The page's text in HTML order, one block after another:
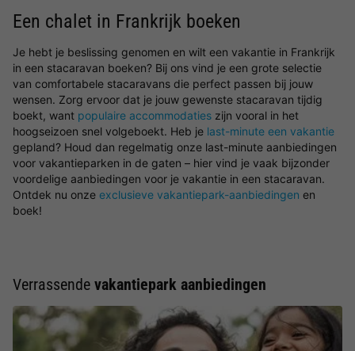
Een chalet in Frankrijk boeken
Je hebt je beslissing genomen en wilt een vakantie in Frankrijk
in een stacaravan boeken? Bij ons vind je een grote selectie
van comfortabele stacaravans die perfect passen bij jouw
wensen. Zorg ervoor dat je jouw gewenste stacaravan tijdig
boekt, want populaire accommodaties zijn vooral in het
hoogseizoen snel volgeboekt. Heb je last-minute een vakantie
gepland? Houd dan regelmatig onze last-minute aanbiedingen
voor vakantieparken in de gaten – hier vind je vaak bijzonder
voordelige aanbiedingen voor je vakantie in een stacaravan.
Ontdek nu onze exclusieve vakantiepark-aanbiedingen en
boek!
Verrassende vakantiepark aanbiedingen